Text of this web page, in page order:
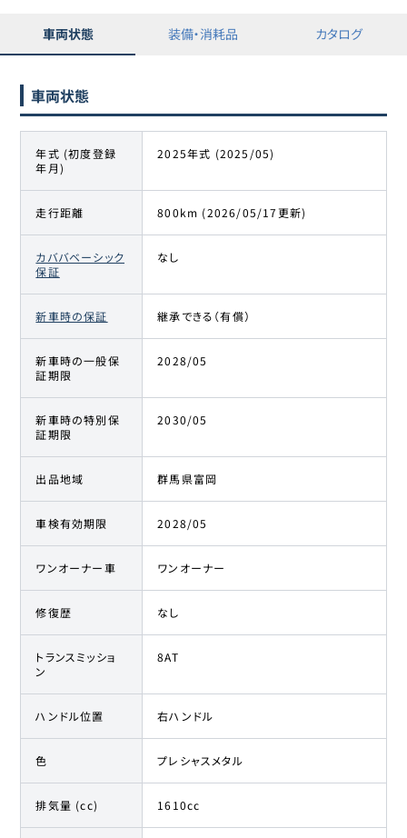
車両状態 装備・消耗品 カタログ
車両状態
年式 (初度登録
年月)
2025年式 (2025/05)
走行距離 800km (2026/05/17更新)
カババベーシック
保証
なし
新車時の保証 継承できる（有償）
新車時の一般保
証期限
2028/05
新車時の特別保
証期限
2030/05
出品地域 群馬県富岡
車検有効期限 2028/05
ワンオーナー車 ワンオーナー
修復歴 なし
トランスミッショ
ン
8AT
ハンドル位置 右ハンドル
色 プレシャスメタル
排気量 (cc) 1610cc